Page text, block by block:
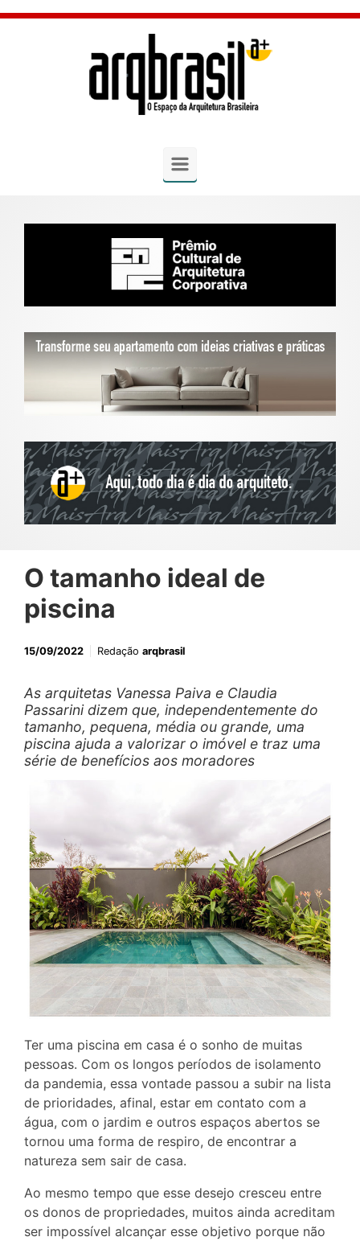
Skip to main content
O tamanho ideal de
piscina
15/09/2022 Redação arqbrasil
As arquitetas Vanessa Paiva e Claudia
Passarini dizem que, independentemente do
tamanho, pequena, média ou grande, uma
piscina ajuda a valorizar o imóvel e traz uma
série de benefícios aos moradores
Ter uma piscina em casa é o sonho de muitas
pessoas. Com os longos períodos de isolamento
da pandemia, essa vontade passou a subir na lista
de prioridades, afinal, estar em contato com a
água, com o jardim e outros espaços abertos se
tornou uma forma de respiro, de encontrar a
natureza sem sair de casa.
Ao mesmo tempo que esse desejo cresceu entre
os donos de propriedades, muitos ainda acreditam
ser impossível alcançar esse objetivo porque não